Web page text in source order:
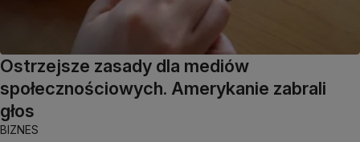
Ostrzejsze zasady dla mediów
społecznościowych. Amerykanie zabrali
głos
BIZNES